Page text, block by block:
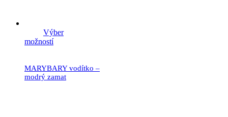
Výber
možností
MARYBARY vodítko –
modrý zamat